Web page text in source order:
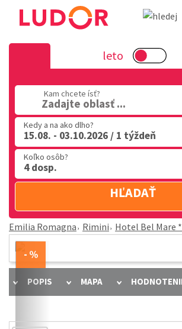
Hotel Bel Mare *** -
leto
Kam chcete ísť?
Zadajte oblasť ...
Kedy a na ako dlho?
15.08. - 03.10.2026 / 1 týždeň
Koľko osôb?
4 dosp.
HĽADAŤ
Emilia Romagna Rimini Hotel Bel Mare
POPIS MAPA